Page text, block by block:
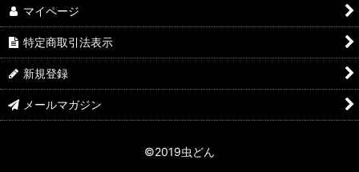
マイページ
特定商取引法表示
新規登録
メールマガジン
©2019虫どん